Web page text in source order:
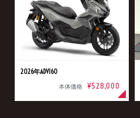
2026年ADV160
本体価格 ¥528,000